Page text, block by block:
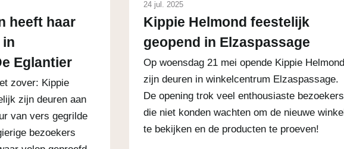
heeft haar
in
Eglantier
zover: Kippie
zijn deuren aan
van vers gegrilde
bezoekers
24 jul. 2025
Kippie Helmond feestelijk
geopend in Elzaspassage
Op woensdag 21 mei opende Kippie Helmond
zijn deuren in winkelcentrum Elzaspassage.
De opening trok veel enthousiaste bezoekers
die niet konden wachten om de nieuwe winkel
te bekijken en de producten te proeven!